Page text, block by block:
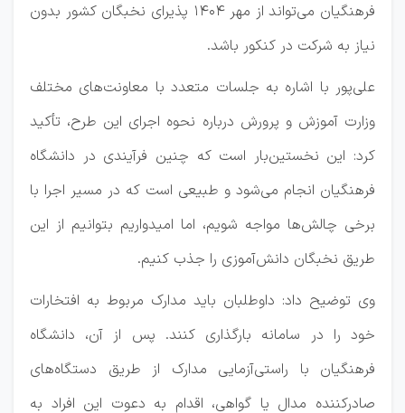
فرهنگیان می‌تواند از مهر 1404 پذیرای نخبگان کشور بدون
نیاز به شرکت در کنکور باشد.
علی‌پور با اشاره به جلسات متعدد با معاونت‌های مختلف
وزارت آموزش و پرورش درباره نحوه اجرای این طرح، تأکید
کرد: این نخستین‌بار است که چنین فرآیندی در دانشگاه
فرهنگیان انجام می‌شود و طبیعی است که در مسیر اجرا با
برخی چالش‌ها مواجه شویم، اما امیدواریم بتوانیم از این
طریق نخبگان دانش‌آموزی را جذب کنیم.
وی توضیح داد: داوطلبان باید مدارک مربوط به افتخارات
خود را در سامانه بارگذاری کنند. پس از آن، دانشگاه
فرهنگیان با راستی‌آزمایی مدارک از طریق دستگاه‌های
صادرکننده مدال یا گواهی، اقدام به دعوت این افراد به